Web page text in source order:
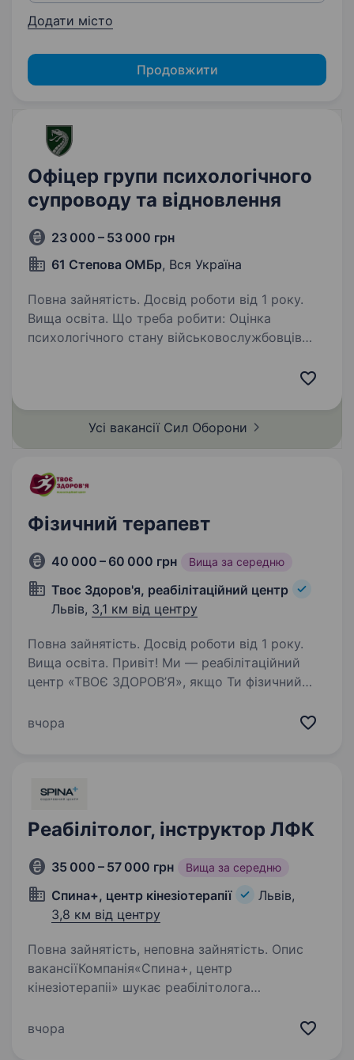
Додати місто
Продовжити
Офіцер групи психологічного
супроводу та відновлення
23 000 – 53 000 грн
61 Степова ОМБр, Вся Україна
Повна зайнятість. Досвід роботи від 1 року.
Вища освіта. Що треба робити: Оцінка
психологічного стану військовослужбовців
складу Підтримка психологічної…
Усі вакансії Сил Оборони
Фізичний терапевт
40 000 – 60 000 грн Вища за середню
Твоє Здоров'я, реабілітаційний центр
Львів, 3,1 км від центру
Повна зайнятість. Досвід роботи від 1 року.
Вища освіта. Привіт! Ми — реабілітаційний
центр «ТВОЄ ЗДОРОВ’Я», якщо Ти фізичний
з передовими методиками та допомагати
вчора
Реабілітолог, інструктор ЛФК
35 000 – 57 000 грн Вища за середню
Спина+, центр кінезіотерапії
Львів,
3,8 км від центру
Повна зайнятість, неповна зайнятість. Опис
вакансіїКомпанія«Спина+, центр
кінезіотерапіі» шукає реабілітолога
вітається, але не є обов’язковим. Шукаємо
вчора